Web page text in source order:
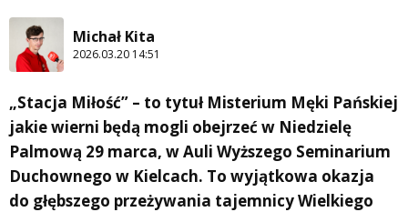
Michał Kita
2026.03.20 14:51
„Stacja Miłość” – to tytuł Misterium Męki Pańskiej
jakie wierni będą mogli obejrzeć w Niedzielę
Palmową 29 marca, w Auli Wyższego Seminarium
Duchownego w Kielcach. To wyjątkowa okazja
do głębszego przeżywania tajemnicy Wielkiego